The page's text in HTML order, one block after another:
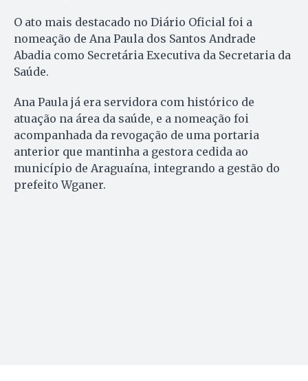
O ato mais destacado no Diário Oficial foi a
nomeação de Ana Paula dos Santos Andrade
Abadia como Secretária Executiva da Secretaria da
Saúde.
Ana Paula já era servidora com histórico de
atuação na área da saúde, e a nomeação foi
acompanhada da revogação de uma portaria
anterior que mantinha a gestora cedida ao
município de Araguaína, integrando a gestão do
prefeito Wganer.